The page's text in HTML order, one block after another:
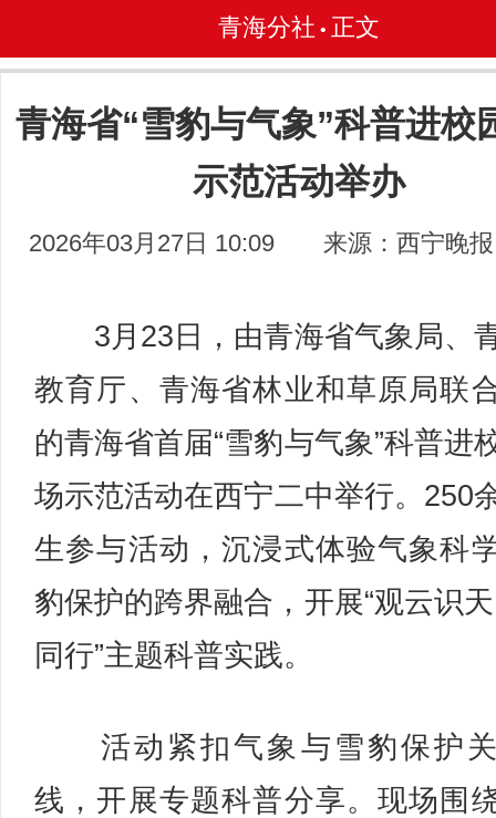
青海分社 • 正文
青海省“雪豹与气象”科普进校
示范活动举办
2026年03月27日 10:09 来源：西宁晚报
3月23日，由青海省气象局、
教育厅、青海省林业和草原局联
的青海省首届“雪豹与气象”科普进
场示范活动在西宁二中举行。250
生参与活动，沉浸式体验气象科
豹保护的跨界融合，开展“观云识
同行”主题科普实践。
活动紧扣气象与雪豹保护
线，开展专题科普分享。现场围